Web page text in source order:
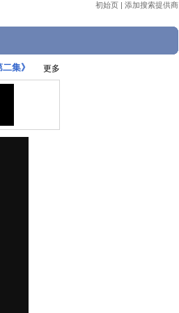
初始页 | 添加搜索提供商
集》 更多